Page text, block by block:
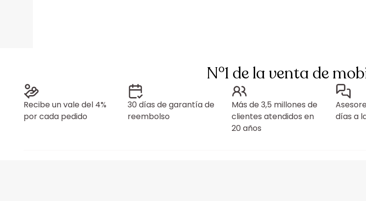
N°1 de la venta de
Recibe un vale del 4%
por cada pedido
30 días de garantía de
reembolso
Más de 3,5 millones de
clientes atendidos en
20 años
días a